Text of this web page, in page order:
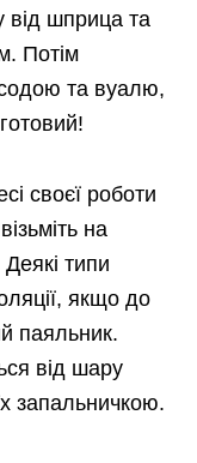
від шприца та
Потім
та вуалю,
своєї роботи
на
типи
якщо до
паяльник.
від шару
запальничкою.